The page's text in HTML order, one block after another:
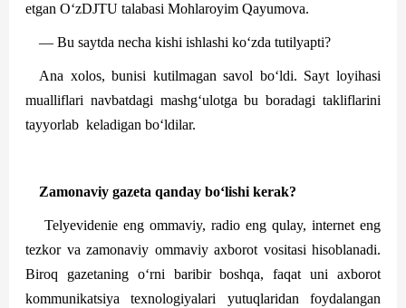
etgan O‘zDJTU talabasi Mohlar­oyim Qayu­mova.
— Bu saytda necha kishi ishlashi ko‘zda tutilyapti?
Ana xolos, bunisi kutilmagan savol bo‘ldi. Sayt loyihasi
mualliflari navbatdagi mashg‘ulotga bu boradagi takliflarini
tayyorlab keladigan bo‘ldilar.
Zamonaviy gazeta qanday bo‘lishi kerak?
Telyevidenie eng ommaviy, radio eng qulay, internet eng
tezkor va zamonaviy ommaviy axborot vositasi hisoblanadi.
Biroq gazetaning o‘rni baribir boshqa, faqat uni axborot
kommunikatsiya texnologiyalari yutuqlaridan foydalangan